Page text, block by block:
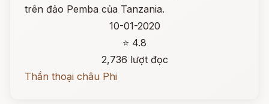
trên đảo Pemba của Tanzania.
10-01-2020
⭐ 4.8
2,736 lượt đọc
Thần thoại châu Phi